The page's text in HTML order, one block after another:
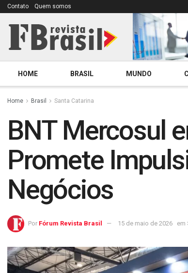
Contato Quem somos
HOME BRASIL MUNDO
Home Brasil Santa Catarina
BNT Mercosul
Promete
Negócios
Por Fórum Revista Brasil 15 de maio de 2026 em